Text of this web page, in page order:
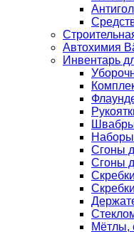
Автохимия
Инвентарь
Наборы
Сгоны
Сгоны
Мётлы,